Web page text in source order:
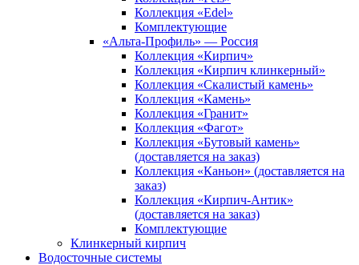
Коллекция «Edel»
Комплектующие
«Альта-Профиль» — Россия
Коллекция «Кирпич»
Коллекция «Кирпич клинкерный»
Коллекция «Скалистый камень»
Коллекция «Камень»
Коллекция «Гранит»
Коллекция «Фагот»
Коллекция «Бутовый камень»
(доставляется на заказ)
Коллекция «Каньон» (доставляется на
заказ)
Коллекция «Кирпич-Антик»
(доставляется на заказ)
Комплектующие
Клинкерный кирпич
Водосточные системы